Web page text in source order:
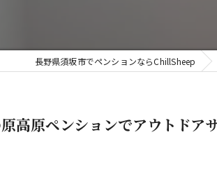
長野県須坂市でペンションならChillSheep
高原ペンションでアウトドア